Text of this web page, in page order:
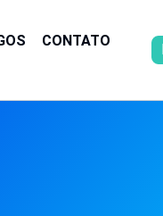
CONTATO